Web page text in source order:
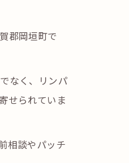
郡岡垣町で
なく、リンパ
せられていま
相談やパッチ